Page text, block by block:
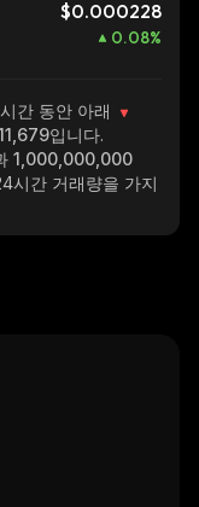
$0.000228
0.08%
간 동안 아래
입니다.
1,000,000,000
시간 거래량을 가지